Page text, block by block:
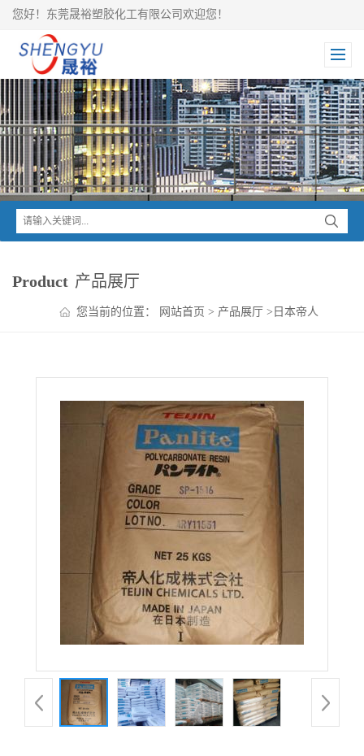
您好！东莞晟裕塑胶化工有限公司欢迎您！
Product 产品展厅
您当前的位置： 网站首页 > 产品展厅 > 日本帝人